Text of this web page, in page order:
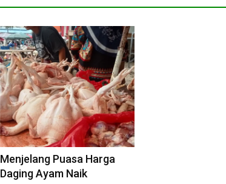
Menjelang Puasa Harga
Daging Ayam Naik